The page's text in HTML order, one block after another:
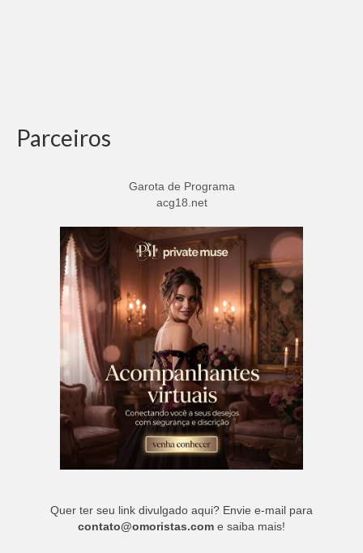
Parceiros
Garota de Programa
acg18.net
Quer ter seu link divulgado aqui? Envie e-mail para
contato@omoristas.com e saiba mais!